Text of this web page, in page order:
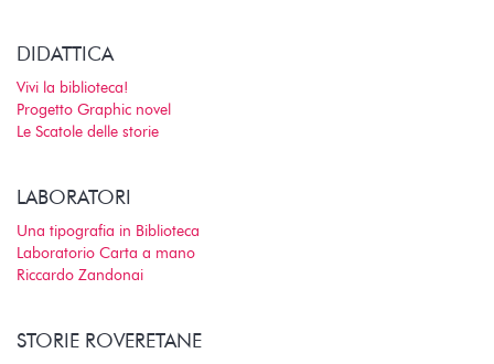
DIDATTICA
Vivi la biblioteca!
Progetto Graphic novel
Le Scatole delle storie
LABORATORI
Una tipografia in Biblioteca
Laboratorio Carta a mano
Riccardo Zandonai
STORIE ROVERETANE